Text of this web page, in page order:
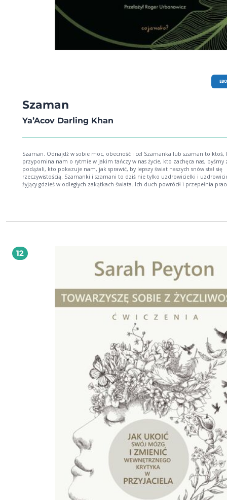
Szaman
Ya’Acov Darling Khan
Szaman. Odnajdź w sobie moc, obecność i cel Szamanka lub szaman to ktoś, kto
przypomina nam o rytmie w jakim tańczy w nas życie, kto zachęca nas, byśmy
podążali, kto pokazuje nam, jak sprawić, by lepszy świat naszych snów stał się
rzeczywistością. Szamanki i szamani to dziś nie tylko uzdrowicielki i
żyjący gdzieś w odległych zakątkach świata. Ich duch powrócił i przepełnia
z własną naturą, przodkami, społecznością i inteligencją samego życia troszczysz się o
zrównoważonym rozwoju YA'ACOV DARLING KHAN jest współczesnym szamanem
(tradycyjnym uzdrowicielem), który uczył się i praktykował u wielu wybitnych
szamanów na całym świecie. Jest jednym z czołowych nauczycieli ucieleśnionej
świadomości i współzałożycielem Movement Medicine Contemporary
którego naucza na całym świecie. (www.darlingkhan.com).
12